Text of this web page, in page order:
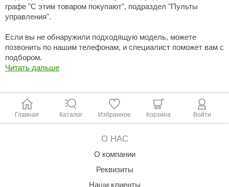
графе "С этим товаром покупают", подраздел "Пульты
управления".
Если вы не обнаружили подходящую модель, можете
позвонить по нашим телефонам, и специалист поможет вам с
подбором.
Читать дальше
Главная Каталог Избранное Корзина Войти
О НАС
О компании
Реквизиты
Наши клиенты